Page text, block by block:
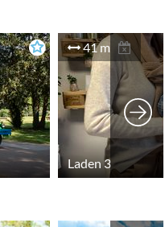
41 m
Laden 3